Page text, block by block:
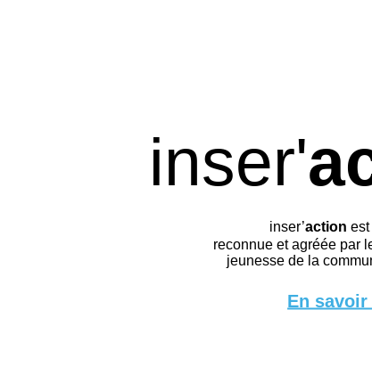
inser'
inser’action est
reconnue et agréée par
jeunesse de la
En